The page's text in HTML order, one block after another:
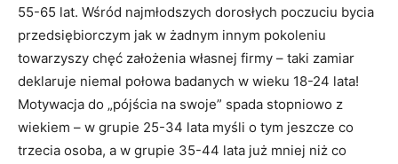
55-65 lat. Wśród najmłodszych dorosłych poczuciu bycia
przedsiębiorczym jak w żadnym innym pokoleniu
towarzyszy chęć założenia własnej firmy – taki zamiar
deklaruje niemal połowa badanych w wieku 18-24 lata!
Motywacja do „pójścia na swoje” spada stopniowo z
wiekiem – w grupie 25-34 lata myśli o tym jeszcze co
trzecia osoba, a w grupie 35-44 lata już mniej niż co